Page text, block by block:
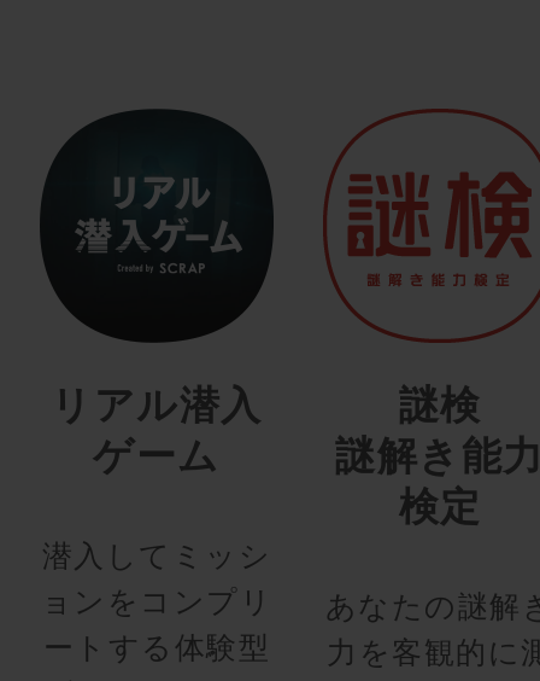
リアル潜入
ゲーム
潜入してミッシ
ョンをコンプリ
ートする体験型
謎検
謎解き能
検定
あなたの謎解
力を客観的に